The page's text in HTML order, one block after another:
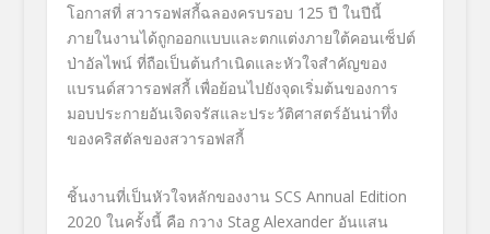
โอกาสที่ สวารอฟสกี้ฉลองครบรอบ 125 ปี ในปีนี้
ภายในงานได้ถูกออกแบบและตกแต่งภายใต้คอนเซ็ปต์
ป่าอัลไพน์ ที่ถือเป็นต้นกำเนิดและหัวใจสำคัญของ
แบรนด์สวารอฟสกี้ เพื่อย้อนไปยังจุดเริ่มต้นของการ
มอบประกายอันเจิดจรัสและประวัติศาสตร์อันน่าทึ่ง
ของคริสตัลของสวารอฟสกี้
ชิ้นงานที่เป็นหัวใจหลักของงาน SCS Annual Edition
2020 ในครั้งนี้ คือ กวาง Stag Alexanderอันแสน